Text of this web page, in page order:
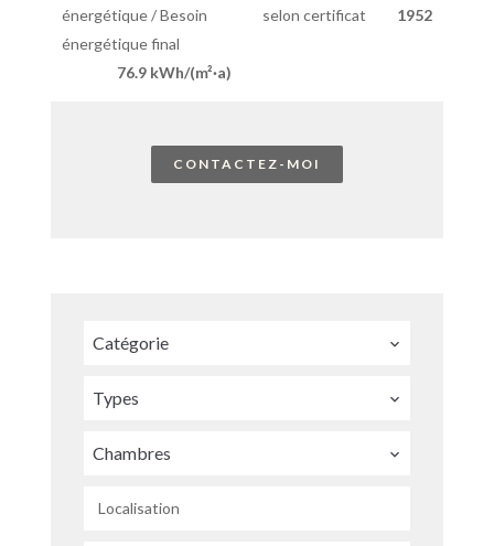
énergétique / Besoin
énergétique final
76.9 kWh/(m²·a)
selon certificat
1952
CONTACTEZ-MOI
Catégorie
Types
Chambres
Localisation